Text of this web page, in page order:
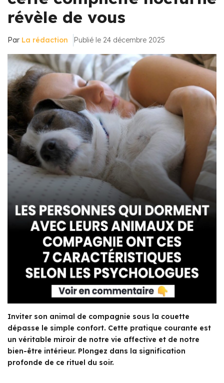
révèle de vous
Par La rédaction Publié le 24 décembre 2025
Inviter son animal de compagnie sous la couette
dépasse le simple confort. Cette pratique courante est
un véritable miroir de notre vie affective et de notre
bien-être intérieur. Plongez dans la signification
profonde de ce rituel du soir.